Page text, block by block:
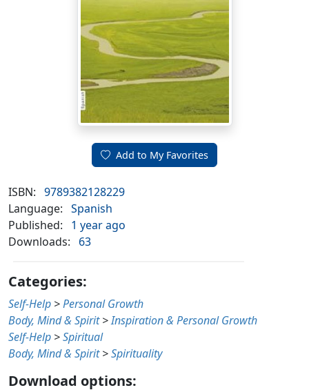
Add to My Favorites
ISBN: 9789382128229
Language: Spanish
Published:
1 year ago
Downloads:
63
Categories:
Self-Help >Personal Growth
Body, Mind & Spirit >Inspiration & Personal Growth
Self-Help >Spiritual
Body, Mind & Spirit >Spirituality
Download options: